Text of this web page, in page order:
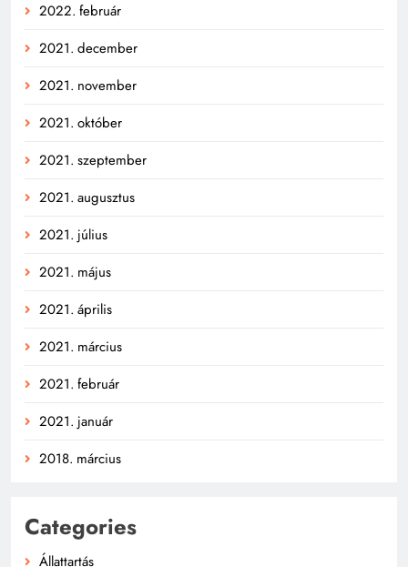
2022. február
2021. december
2021. november
2021. október
2021. szeptember
2021. augusztus
2021. július
2021. május
2021. április
2021. március
2021. február
2021. január
2018. március
Categories
Állattartás